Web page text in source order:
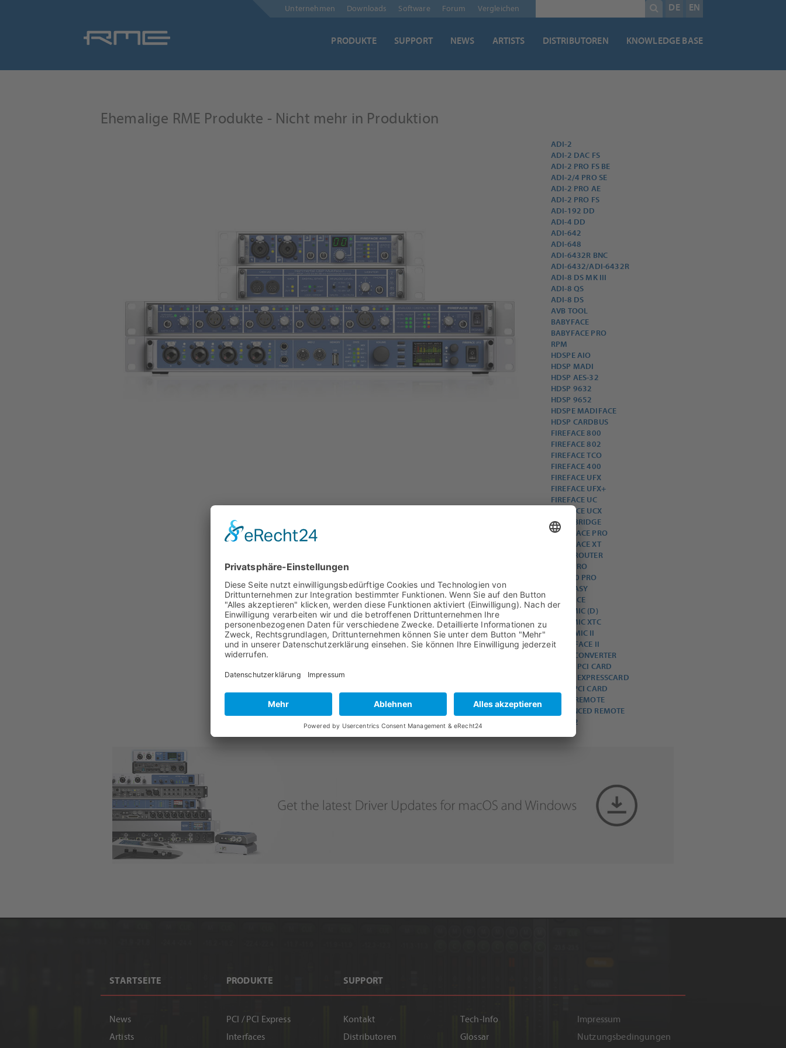
DE EN
Navigation
Unternehmen Downloads Software Forum Vergleichen
Navigation
überspringen
PRODUKTE SUPPORT NEWS ARTISTS DISTRIBUTOREN KNOWLEDGE BASE
Ehemalige RME Produkte - Nicht mehr in Produktion
ADI-2
ADI-2 DAC FS
ADI-2 PRO FS BE
ADI-2/4 PRO SE
ADI-2 PRO AE
ADI-2 PRO FS
ADI-192 DD
ADI-4 DD
ADI-642
ADI-648
ADI-6432R BNC
ADI-6432/ADI-6432R
ADI-8 DS MK III
ADI-8 QS
ADI-8 DS
AVB TOOL
BABYFACE
BABYFACE PRO
RPM
HDSPE AIO
HDSP MADI
HDSP AES-32
HDSP 9632
HDSP 9652
HDSPE MADIFACE
HDSP CARDBUS
FIREFACE 800
FIREFACE 802
FIREFACE TCO
FIREFACE 400
FIREFACE UFX
FIREFACE UFX+
FIREFACE UC
FIREFACE UCX
MADI BRIDGE
MADIFACE PRO
MADIFACE XT
MADI ROUTER
M-32 PRO
M-1610 PRO
MICSTASY
DIGIFACE
OCTAMIC (D)
OCTAMIC XTC
QUADMIC II
MULTIFACE II
MADI CONVERTER
HDSPE PCI CARD
HDSPE EXPRESSCARD
HDSP PCI CARD
BASIC REMOTE
ADVANCED REMOTE
BOB-32
STARTSEITE
News
Artists
PRODUKTE
PCI / PCI Express
Interfaces
SUPPORT
Kontakt
Distributoren
Tech-Info
Glossar
Impressum
Nutzungsbedingungen